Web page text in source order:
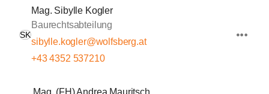
SK
Mag. Sibylle Kogler
Baurechtsabteilung
sibylle.kogler@wolfsberg.at
+43 4352 537210
Mag. (FH) Andrea Mauritsch